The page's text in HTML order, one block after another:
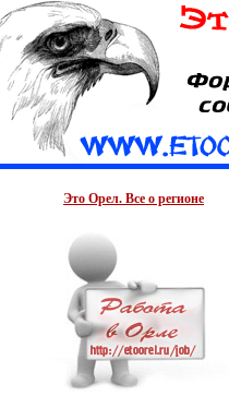
Это Орел. Все о регионе